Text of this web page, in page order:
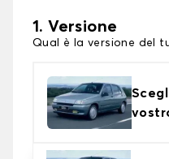
1. Versione
Qual è la versione del